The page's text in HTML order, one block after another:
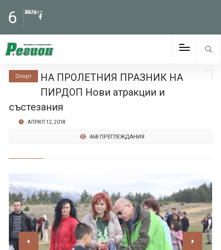
6 Август
2026
Спорт
НА ПРОЛЕТНИЯ ПРАЗНИК НА
ПИРДОП Нови атракции и
състезания
АПРИЛ 12, 2018
468 ПРЕГЛЕЖДАНИЯ